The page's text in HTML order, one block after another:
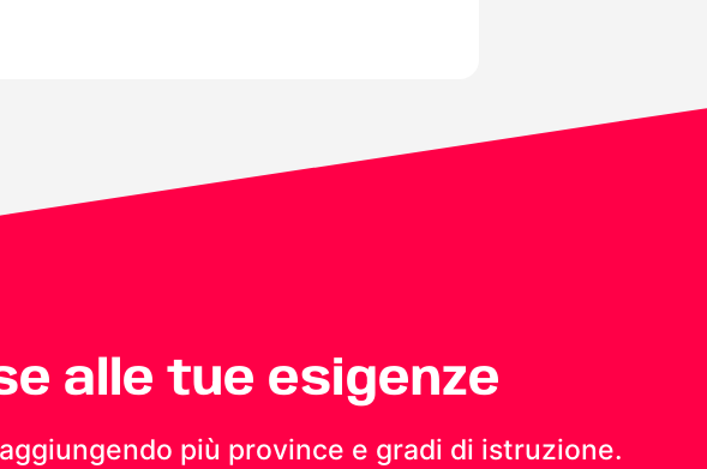
alle tue esigenze
più province e gradi di istruzione.